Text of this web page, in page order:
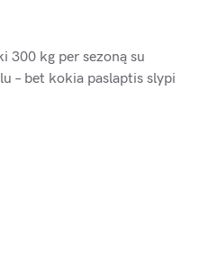
300 kg per sezoną su
– bet kokia paslaptis slypi